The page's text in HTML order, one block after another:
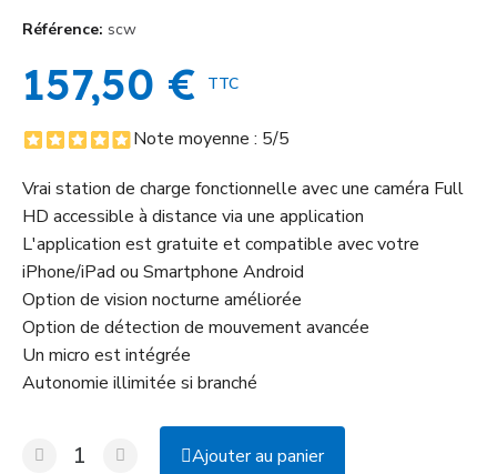
Référence scw
157,50 € TTC
Note moyenne : 5/5
Vrai station de charge fonctionnelle avec une caméra Full
HD accessible à distance via une application
L'application est gratuite et compatible avec votre
iPhone/iPad ou Smartphone Android
Option de vision nocturne améliorée
Option de détection de mouvement avancée
Un micro est intégrée
Autonomie illimitée si branché
Ajouter au panier